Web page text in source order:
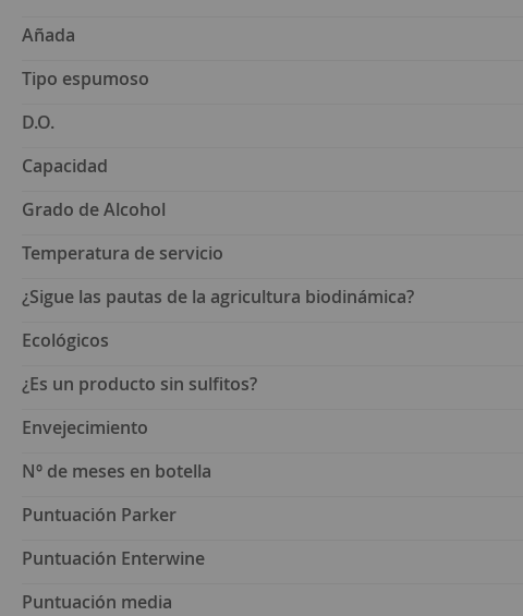
Añada
Tipo espumoso
D.O.
Capacidad
Grado de Alcohol
Temperatura de servicio
¿Sigue las pautas de la agricultura biodinámica?
Ecológicos
¿Es un producto sin sulfitos?
Envejecimiento
Nº de meses en botella
Puntuación Parker
Puntuación Enterwine
Puntuación media